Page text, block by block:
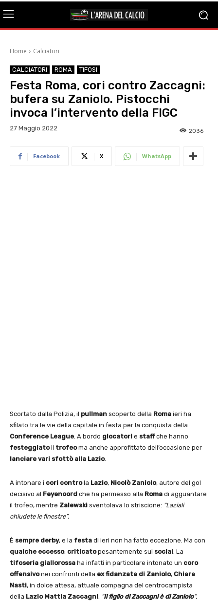
Home Calciatori
CALCIATORI ROMA TIFOSI
Festa Roma, cori contro Zaccagni:
bufera su Zaniolo. Pistocchi
invoca l’intervento della FIGC
27 Maggio 2022 2036
Facebook X WhatsApp
Scortato dalla Polizia, il pullman scoperto della Roma ieri ha
sfilato tra le vie della capitale in festa per la conquista della
Conference League. A bordo giocatori e staffche hanno
festeggiatoil trofeoma anche approfittato dell’occasione per
lanciare vari sfottò alla Lazio.
A intonare i cori controla Lazio, Nicolò Zaniolo, autore del gol
decisivo al Feyenoord che ha permesso alla Roma di agguantare
il trofeo, mentre Zalewski sventolava lo striscione: “Laziali
chiudete le finestre”.
È sempre derby, e la festa di ieri non ha fatto eccezione. Ma con
qualche eccesso, criticatopesantemente sui social. La
tifoseria giallorossa ha infatti in particolare intonato un coro
offensivonei confronti della ex fidanzata di Zaniolo, Chiara
Nasti, in dolce attesa, attuale compagna del centrocampista
della Lazio Mattia Zaccagni: “Il figlio di Zaccagni è di Zaniolo“.